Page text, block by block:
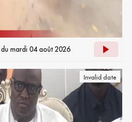
du mardi 04 août 2026
Invalid date